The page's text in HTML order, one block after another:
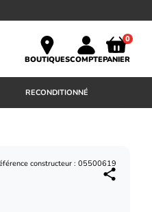
BOUTIQUESCOMPTE
0
PANIER
RECONDITIONNÉ
constructeur : 05500619